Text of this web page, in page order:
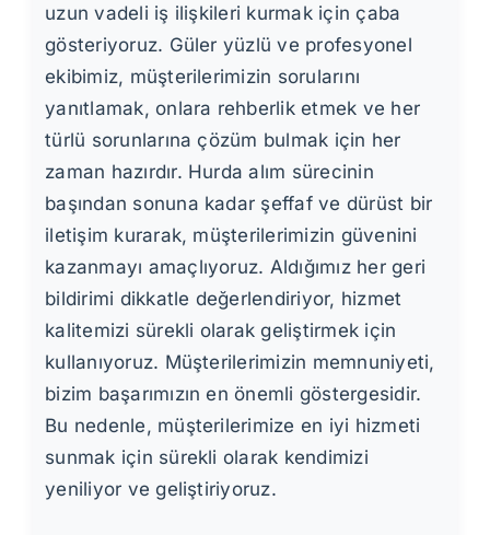
uzun vadeli iş ilişkileri kurmak için çaba
gösteriyoruz. Güler yüzlü ve profesyonel
ekibimiz, müşterilerimizin sorularını
yanıtlamak, onlara rehberlik etmek ve her
türlü sorunlarına çözüm bulmak için her
zaman hazırdır. Hurda alım sürecinin
başından sonuna kadar şeffaf ve dürüst bir
iletişim kurarak, müşterilerimizin güvenini
kazanmayı amaçlıyoruz. Aldığımız her geri
bildirimi dikkatle değerlendiriyor, hizmet
kalitemizi sürekli olarak geliştirmek için
kullanıyoruz. Müşterilerimizin memnuniyeti,
bizim başarımızın en önemli göstergesidir.
Bu nedenle, müşterilerimize en iyi hizmeti
sunmak için sürekli olarak kendimizi
yeniliyor ve geliştiriyoruz.